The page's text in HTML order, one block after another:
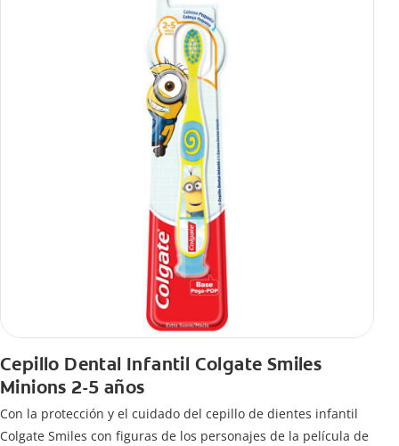
Cepillo Dental Infantil Colgate Smiles
Minions 2-5 años
Con la protección y el cuidado del cepillo de dientes infantil
Colgate Smiles con figuras de los personajes de la película de